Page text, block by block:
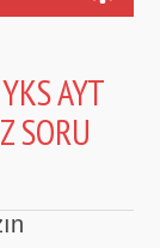
YKS AYT
SORU